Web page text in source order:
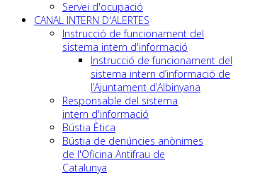
Servei d'ocupació
CANAL INTERN D'ALERTES
Instrucció de funcionament del
sistema intern d'informació
Instrucció de funcionament del
sistema intern d’informació de
l’Ajuntament d’Albinyana
Responsable del sistema
intern d'informació
Bústia Ètica
Bústia de denúncies anònimes
de l'Oficina Antifrau de
Catalunya